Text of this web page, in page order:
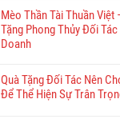
Mèo Thần Tài Thuần Việt
Tặng Phong Thủy Đối Tác
Doanh
Quà Tặng Đối Tác Nên
Để Thể Hiện Sự Trân